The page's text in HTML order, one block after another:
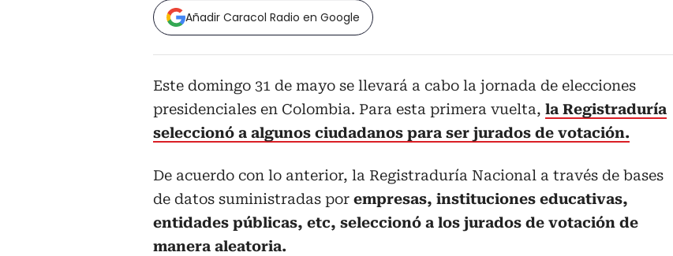
Añadir Caracol Radio en Google
Este domingo 31 de mayo se llevará a cabo la jornada de elecciones
presidenciales en Colombia. Para esta primera vuelta, la Registraduría
seleccionó a algunos ciudadanos para ser jurados de votación.
De acuerdo con lo anterior, la Registraduría Nacional a través de bases
de datos suministradas por empresas, instituciones educativas,
entidades públicas, etc, seleccionó a los jurados de votación de
manera aleatoria.